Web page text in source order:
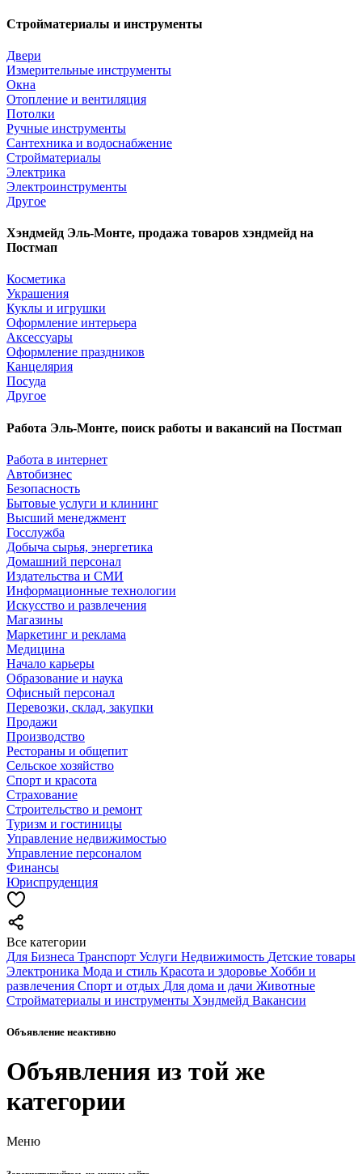
Стройматериалы и инструменты
Двери
Измерительные инструменты
Окна
Отопление и вентиляция
Потолки
Ручные инструменты
Сантехника и водоснабжение
Стройматериалы
Электрика
Электроинструменты
Другое
Хэндмейд Эль-Монте, продажа товаров хэндмейд на
Постмап
Косметика
Украшения
Куклы и игрушки
Оформление интерьера
Аксессуары
Оформление праздников
Канцелярия
Посуда
Другое
Работа Эль-Монте, поиск работы и вакансий на Постмап
Работа в интернет
Автобизнес
Безопасность
Бытовые услуги и клининг
Высший менеджмент
Госслужба
Добыча сырья, энергетика
Домашний персонал
Издательства и СМИ
Информационные технологии
Искусство и развлечения
Магазины
Маркетинг и реклама
Медицина
Начало карьеры
Образование и наука
Офисный персонал
Перевозки, склад, закупки
Продажи
Производство
Рестораны и общепит
Сельское хозяйство
Спорт и красота
Страхование
Строительство и ремонт
Туризм и гостиницы
Управление недвижимостью
Управление персоналом
Финансы
Юриспруденция
Все категории
Для Бизнеса Транспорт Услуги Недвижимость Детские товары
Электроника Мода и стиль Красота и здоровье Хобби и
развлечения Спорт и отдых Для дома и дачи Животные
Стройматериалы и инструменты Хэндмейд Вакансии
Объявление неактивно
Объявления из той же
категории
Меню